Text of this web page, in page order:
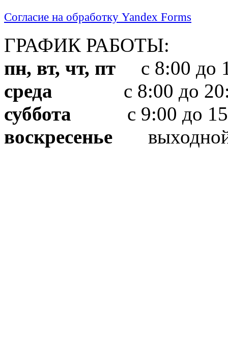
Согласие на обработку Yandex Forms
ГРАФИК РАБОТЫ:
пн, вт, чт, пт с 8:00 до
среда с 8:00 до
суббота с 9:00 до
воскресенье